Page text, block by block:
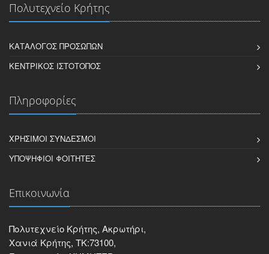
Πολυτεχνείο Κρήτης
ΚΑΤΆΛΟΓΟΣ ΠΡΟΣΏΠΩΝ
ΚΕΝΤΡΙΚΌΣ ΙΣΤΌΤΟΠΟΣ
Πληροφορίες
ΧΡΉΣΙΜΟΙ ΣΎΝΔΕΣΜΟΙ
ΥΠΟΨΉΦΙΟΙ ΦΟΙΤΗΤΈΣ
Επικοινωνία
Πολυτεχνείο Κρήτης, Ακρωτήρι,
Χανιά Κρήτης, ΤΚ:73100,